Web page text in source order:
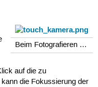
Beim Fotografieren …
auf die zu
die Fokussierung der